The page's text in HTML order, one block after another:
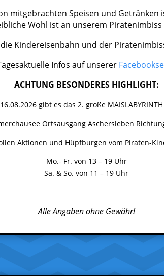
mitgebrachten Speisen und Getränken
Wohl ist an unserem Piratenimbiss
Kindereisenbahn und der
Infos auf unserer
ACHTUNG BESONDERES HIGHLIGHT:
gibt es das 2. große
Ortsausgang Aschersleben
Aktionen und Hüpfburgen vom Piraten-
Mo.- Fr. von 13 – 19 Uhr
Sa. & So. von 11 – 19 Uhr
Alle Angaben ohne Gewähr!